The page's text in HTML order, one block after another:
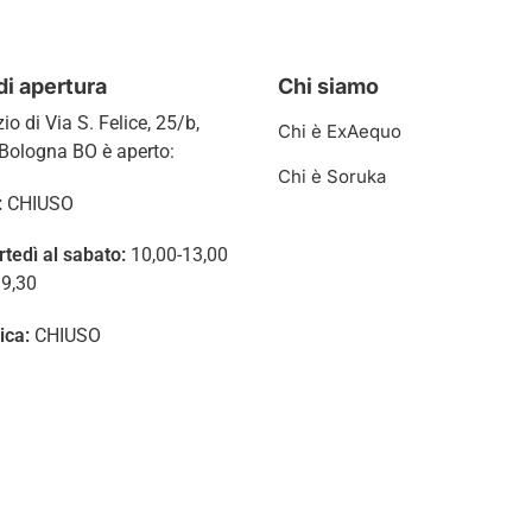
apertura
di Via S. Felice, 25/b,
BO è aperto:
CHIUSO
al sabato: 10,00-13,00
CHIUSO
Chi siamo
Chi è ExAequo
Chi è Soruka